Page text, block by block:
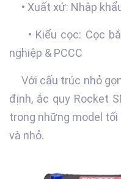
• Xuất xứ: Nhập
• Kiểu cọc: Cọc
nghiệp & PCCC
Với cấu trúc nhỏ
định, ắc quy Rocket
trong những model
và nhỏ.